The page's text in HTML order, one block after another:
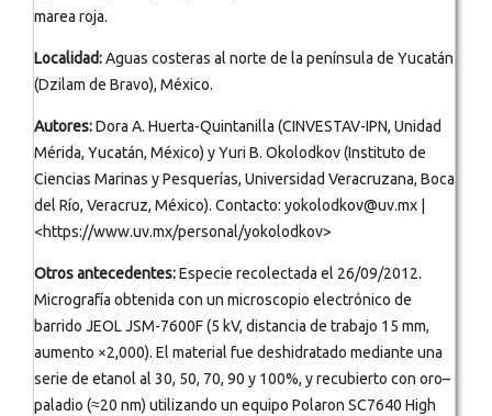
marea roja.
Localidad:Aguas costeras al norte de la península de Yucatán
(Dzilam de Bravo), México.
Autores:Dora A. Huerta-Quintanilla (CINVESTAV-IPN, Unidad
Mérida, Yucatán, México) y Yuri B. Okolodkov (Instituto de
Ciencias Marinas y Pesquerías, Universidad Veracruzana, Boca
del Río, Veracruz, México). Contacto: yokolodkov@uv.mx |
<https://www.uv.mx/personal/yokolodkov>
Otros antecedentes:Especie recolectada el 26/09/2012.
Micrografía obtenida con un microscopio electrónico de
barrido JEOL JSM-7600F (5 kV, distancia de trabajo 15 mm,
aumento ×2,000). El material fue deshidratado mediante una
serie de etanol al 30, 50, 70, 90 y 100%, y recubierto con oro–
paladio (≈20 nm) utilizando un equipo Polaron SC7640 High